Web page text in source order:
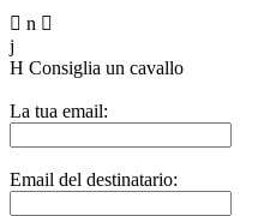
 n 
j
H Consiglia un cavallo
La tua email:
Email del destinatario: